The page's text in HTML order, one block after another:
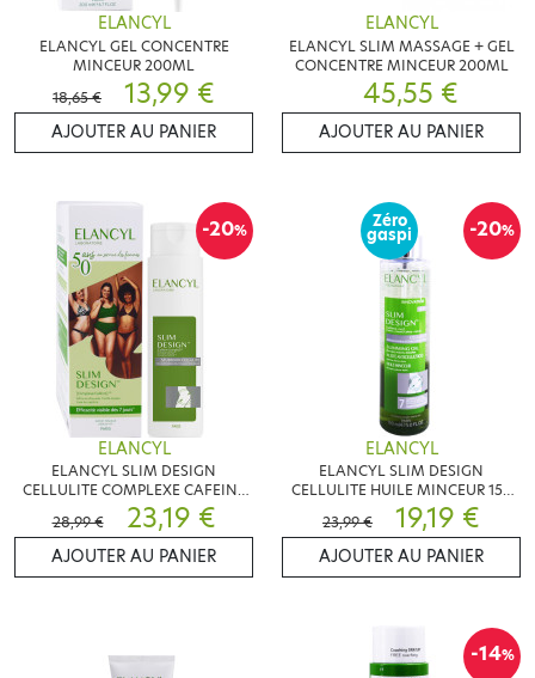
ELANCYL
ELANCYL GEL CONCENTRE
MINCEUR 200ML
18,65 €
13,99 €
AJOUTER AU PANIER
ELANCYL
ELANCYL SLIM MASSAGE + GEL
CONCENTRE MINCEUR 200ML
45,55 €
AJOUTER AU PANIER
-20%
ELANCYL
ELANCYL SLIM DESIGN
CELLULITE COMPLEXE CAFEINE
200 ML
28,99 € 23,19 €
AJOUTER AU PANIER
-20%
Zéro
gaspi
ELANCYL
ELANCYL SLIM DESIGN
CELLULITE HUILE MINCEUR 150
ML
23,99 € 19,19 €
AJOUTER AU PANIER
-14%